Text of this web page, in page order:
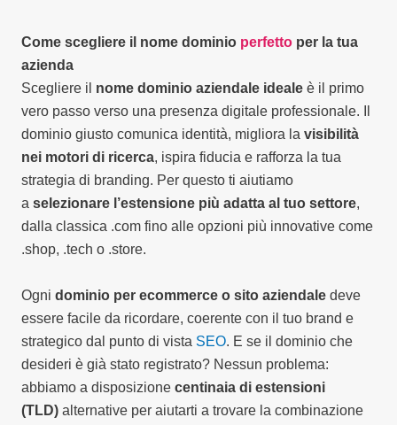
Come scegliere il nome dominio perfetto per la tua
azienda
Scegliere il nome dominio aziendale ideale è il primo
vero passo verso una presenza digitale professionale. Il
dominio giusto comunica identità, migliora la visibilità
nei motori di ricerca, ispira fiducia e rafforza la tua
strategia di branding. Per questo ti aiutiamo
a selezionare l’estensione più adatta al tuo settore,
dalla classica .com fino alle opzioni più innovative come
.shop, .tech o .store.
Ogni dominio per ecommerce o sito aziendale deve
essere facile da ricordare, coerente con il tuo brand e
strategico dal punto di vista SEO. E se il dominio che
desideri è già stato registrato? Nessun problema:
abbiamo a disposizione centinaia di estensioni
(TLD) alternative per aiutarti a trovare la combinazione